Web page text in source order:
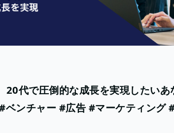
代で圧倒的な成長を実現したいあ
ンチャー #広告 #マーケティング